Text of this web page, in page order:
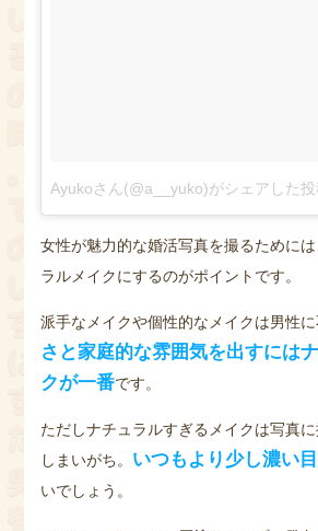
Ayukoさん(@a__yuko)がシェアした投
女性が魅力的な婚活写真を撮るために
ラルメイクにするのがポイントです。
派手なメイクや個性的なメイクは男性
さと家庭的な雰囲気を出すには
クが一番です。
ただしナチュラルすぎるメイクは写真
しまいがち。 いつもより少し濃い
いでしょう。